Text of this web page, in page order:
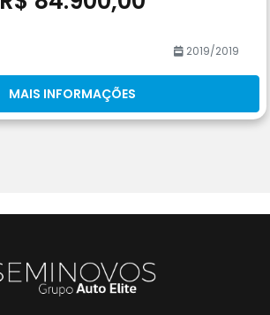
2019/2019
MAIS INFORMAÇÕES